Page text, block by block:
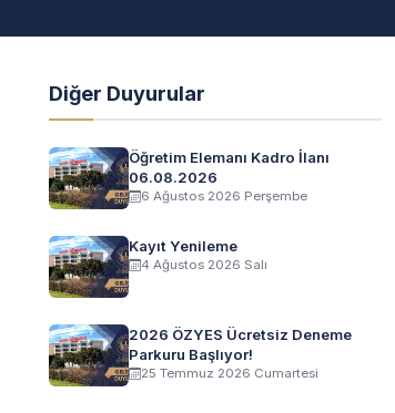
Diğer Duyurular
Öğretim Elemanı Kadro İlanı
06.08.2026
6 Ağustos 2026 Perşembe
Kayıt Yenileme
4 Ağustos 2026 Salı
2026 ÖZYES Ücretsiz Deneme
Parkuru Başlıyor!
25 Temmuz 2026 Cumartesi